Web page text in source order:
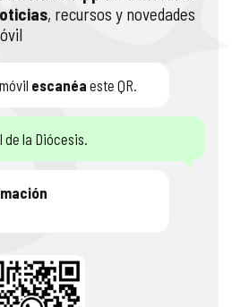
, recursos y novedades
escanéa este QR.
de la Diócesis.